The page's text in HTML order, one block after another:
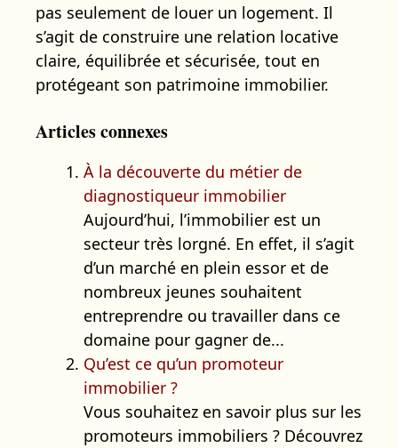
pas seulement de louer un logement. Il
s’agit de construire une relation locative
claire, équilibrée et sécurisée, tout en
protégeant son patrimoine immobilier.
Articles connexes
À la découverte du métier de
diagnostiqueur immobilier
Aujourd’hui, l’immobilier est un
secteur très lorgné. En effet, il s’agit
d’un marché en plein essor et de
nombreux jeunes souhaitent
entreprendre ou travailler dans ce
domaine pour gagner de...
Qu’est ce qu’un promoteur
immobilier ?
Vous souhaitez en savoir plus sur les
promoteurs immobiliers ? Découvrez